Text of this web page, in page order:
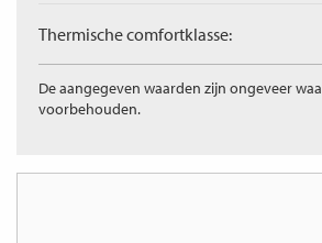
Thermische comfortklasse:
De aangegeven waarden zijn ongeveer
voorbehouden.